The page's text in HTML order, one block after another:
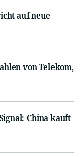
auf neue
von Telekom,
China kauft